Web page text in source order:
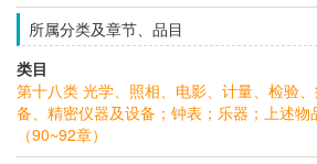
所属分类及章节、品目
类目
第十八类 光学、照相、电影、计量、检验
备、精密仪器及设备；钟表；乐器；上述物
（90~92章）